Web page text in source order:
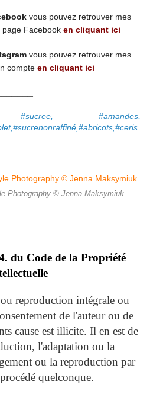
vous pouvez retrouver mes
page Facebook en cliquant ici
vous pouvez retrouver mes
compte en cliquant ici
#sucree, #amandes,
Photography © Jenna Maksymiuk
du Code de la Propriété
reproduction intégrale ou
de l'auteur ou de
cause est illicite. Il en est de
l'adaptation ou la
ou la reproduction par
quelconque.